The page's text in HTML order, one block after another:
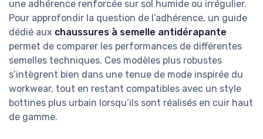
une adhérence renforcée sur sol humide ou irrégulier.
Pour approfondir la question de l’adhérence, un guide
dédié aux chaussures à semelle antidérapante
permet de comparer les performances de différentes
semelles techniques. Ces modèles plus robustes
s’intègrent bien dans une tenue de mode inspirée du
workwear, tout en restant compatibles avec un style
bottines plus urbain lorsqu’ils sont réalisés en cuir haut
de gamme.